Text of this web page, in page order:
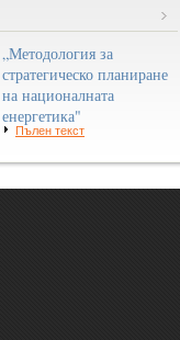
„Методология за
стратегическо планиране
на националната
енергетика"
Пълен текст